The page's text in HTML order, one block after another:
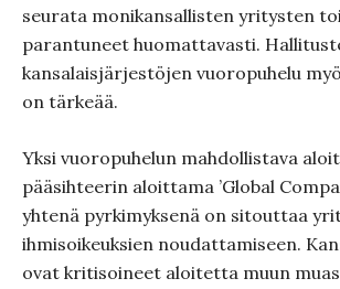
seurata monikansallisten yritysten
parantuneet huomattavasti.
kansalaisjärjestöjen vuoropuhelu
on tärkeää.
Yksi vuoropuhelun mahdollistava
pääsihteerin aloittama ’Global
yhtenä pyrkimyksenä on sitouttaa
ihmisoikeuksien noudattamiseen.
ovat kritisoineet aloitetta muun